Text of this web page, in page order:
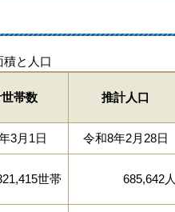
積と人口
帯数 推計人口
3月1日 令和8年2月28日
世帯 685,642人